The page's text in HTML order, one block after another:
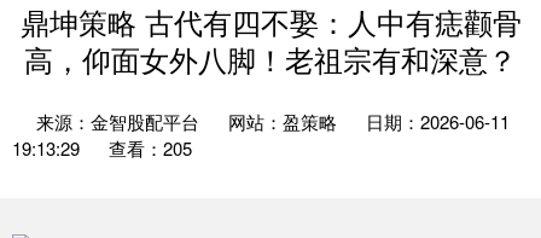
鼎坤策略 古代有四不娶：人中有痣颧骨
高，仰面女外八脚！老祖宗有和深意？
来源：金智股配平台 网站：盈策略
日期：2026-06-11
19:13:29
查看：205